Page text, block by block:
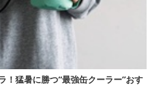
！猛暑に勝つ“最強缶クーラー”おす